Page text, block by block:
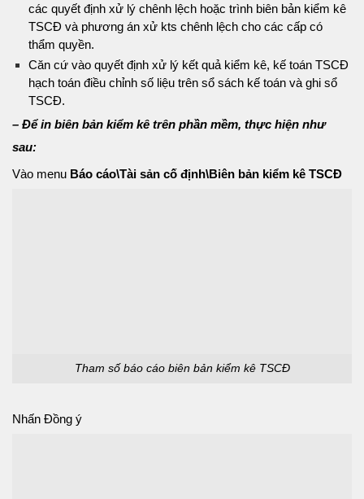
các quyết định xử lý chênh lệch hoặc trình biên bản kiểm kê
TSCĐ và phương án xử kts chênh lệch cho các cấp có
thẩm quyền.
Căn cứ vào quyết định xử lý kết quả kiểm kê, kế toán TSCĐ
hạch toán điều chỉnh số liệu trên sổ sách kế toán và ghi sổ
TSCĐ.
– Để in biên bản kiểm kê trên phần mềm, thực hiện như
sau:
Vào menu Báo cáo\Tài sản cố định\Biên bản kiểm kê TSCĐ
Tham số báo cáo biên bản kiểm kê TSCĐ
Nhấn Đồng ý